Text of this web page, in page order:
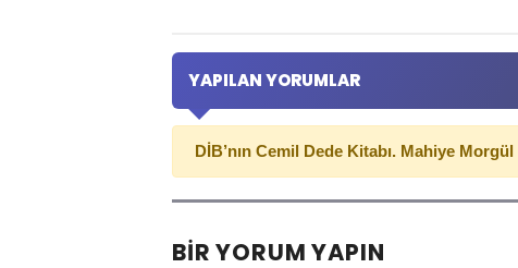
YAPILAN YORUMLAR
DİB’nın Cemil Dede Kitabı. Mahiye Morgül
BIR YORUM YAPIN